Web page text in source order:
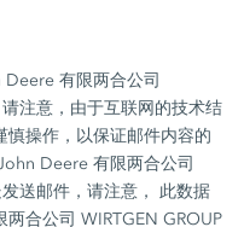
有限两合公司
注意，由于互联网的技术结
慎操作，以保证邮件内容的
Deere 有限两合公司
送邮件，请注意， 此数据
合公司 WIRTGEN GROUP